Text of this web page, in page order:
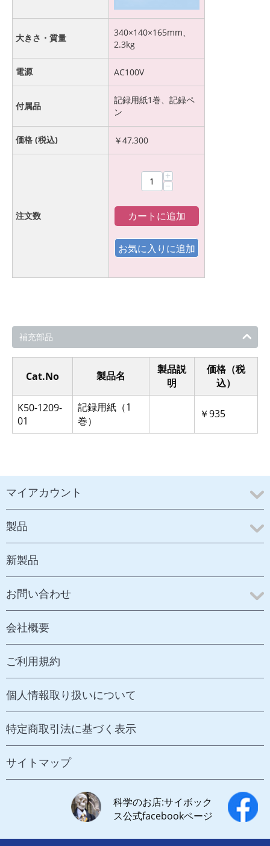
大きさ・質量
340×140×165mm、
2.3kg
電源 AC100V
付属品
記録用紙1巻、記録ペ
ン
価格 (税込) ￥47,300
注文数
+
−
カートに追加
補充部品
Cat.No 製品名
製品説
明
価格（税
込）
K50-1209-
01
記録用紙（1
巻）
￥935
マイアカウント
製品
新製品
お問い合わせ
会社概要
ご利用規約
個人情報取り扱いについて
特定商取引法に基づく表示
サイトマップ
科学のお店:サイボック
ス公式facebookページ